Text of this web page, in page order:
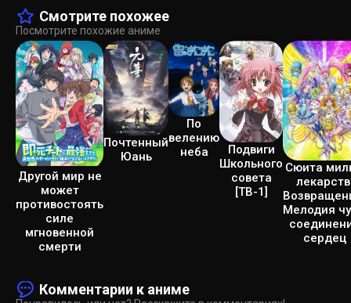
Смотрите похожее
Посмотрите похожие аниме
Другой мир не
может
противостоять
силе
мгновенной
смерти
Почтенный
Юань
По
велению
неба
Подвиги
Школьного
совета
[ТВ-1]
Сюита
Мелодия
сердец
Комментарии к аниме